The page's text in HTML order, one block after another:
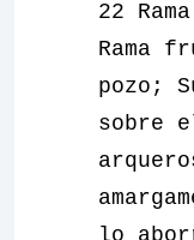
22
Rama
pozo;
sobre
lo